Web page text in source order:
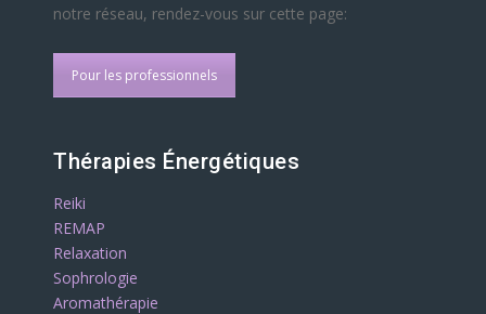
notre réseau, rendez-vous sur cette page:
Pour les professionnels
Thérapies Énergétiques
Reiki
REMAP
Relaxation
Sophrologie
Aromathérapie